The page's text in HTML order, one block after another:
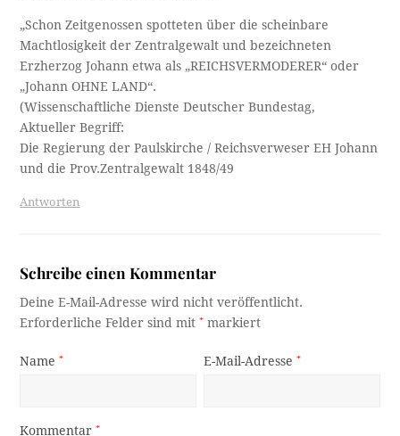
„Schon Zeitgenossen spotteten über die scheinbare
Machtlosigkeit der Zentralgewalt und bezeichneten
Erzherzog Johann etwa als „REICHSVERMODERER“ oder
„Johann OHNE LAND“.
(Wissenschaftliche Dienste Deutscher Bundestag,
Aktueller Begriff:
Die Regierung der Paulskirche / Reichsverweser EH Johann
und die Prov.Zentralgewalt 1848/49
Antworten
Schreibe einen Kommentar
Deine E-Mail-Adresse wird nicht veröffentlicht.
Erforderliche Felder sind mit* markiert
Name* E-Mail-Adresse*
Kommentar*